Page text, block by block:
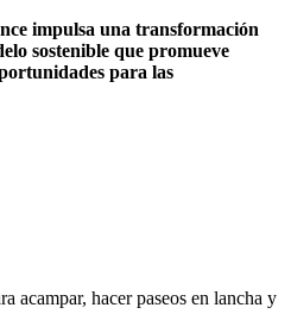
impulsa una transformación
sostenible que promueve
para las
acampar, hacer paseos en lancha y